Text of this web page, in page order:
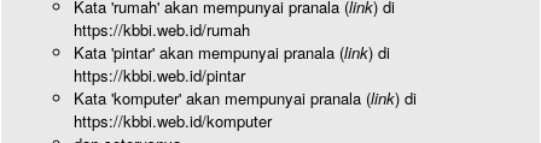
Kata 'rumah' akan mempunyai pranala (link) di
https://kbbi.web.id/rumah
Kata 'pintar' akan mempunyai pranala (link) di
https://kbbi.web.id/pintar
Kata 'komputer' akan mempunyai pranala (link) di
https://kbbi.web.id/komputer